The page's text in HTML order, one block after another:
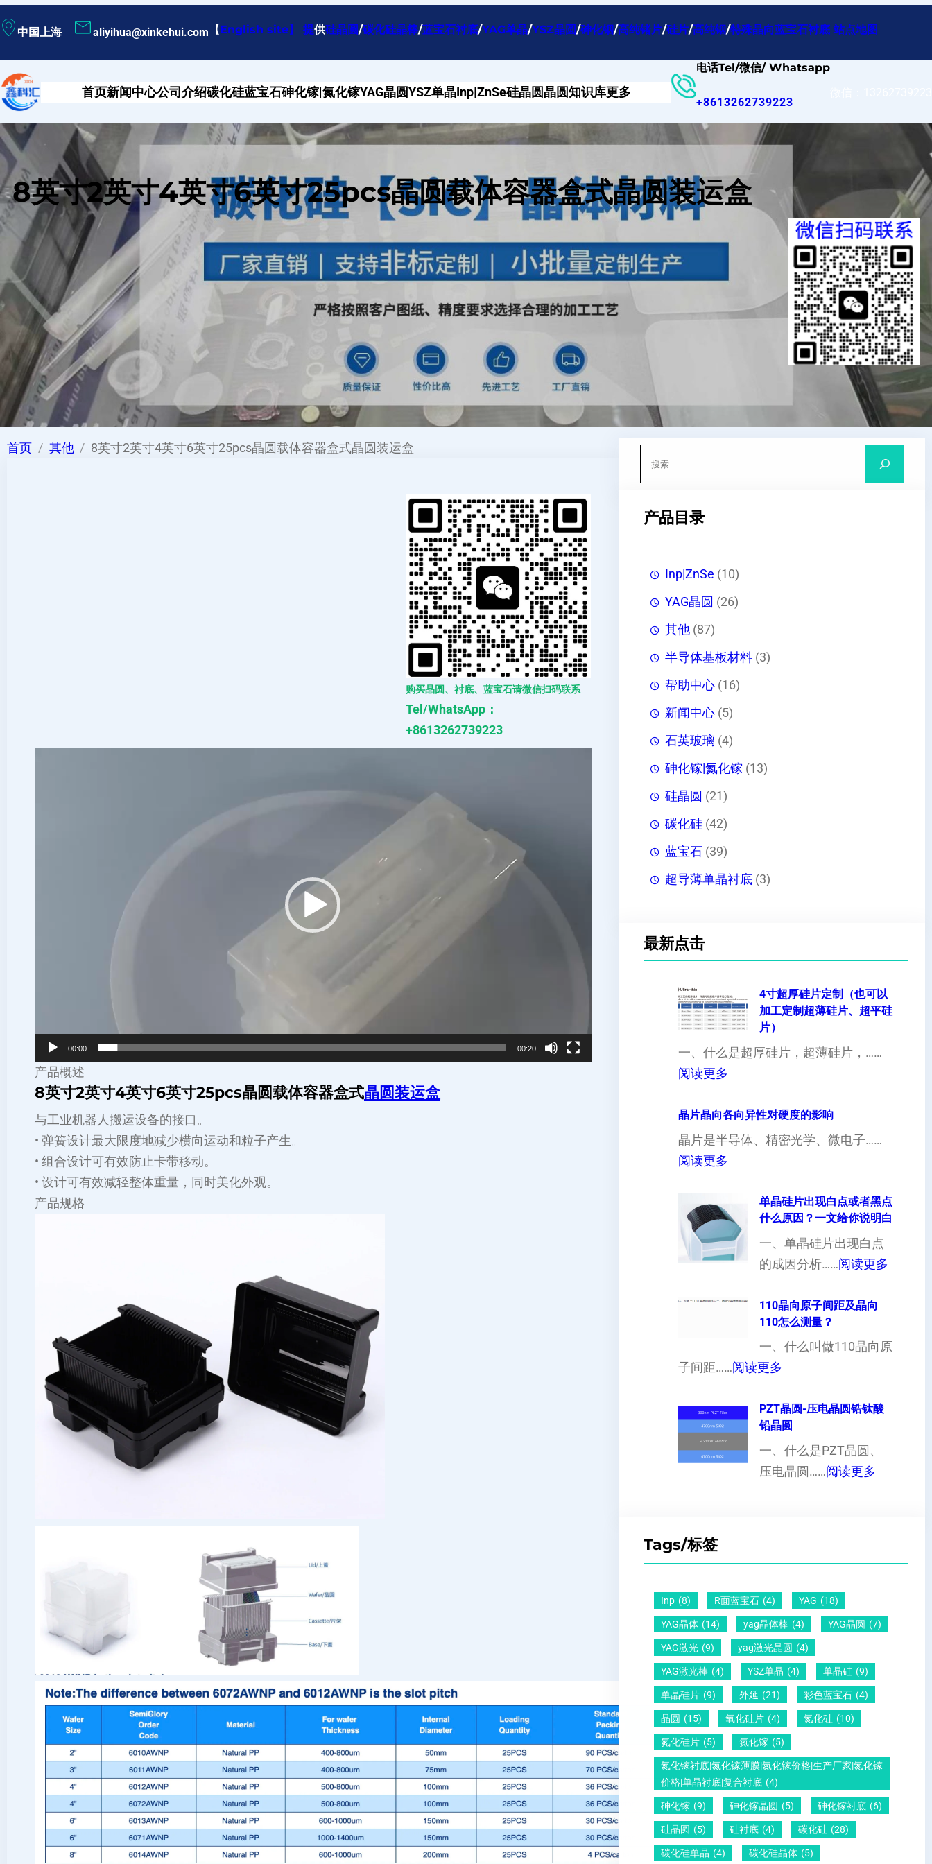
至
容
中国上海 aliyihua@xinkehui.com 【English site】 提供硅晶圆/碳化硅晶棒/蓝宝石衬底/YAG单晶/YSZ晶圆/砷化铟/高纯锗片/硅片/高纯铟/特殊晶向蓝宝石衬底 站点地图
首页新闻中心公司介绍碳化硅蓝宝石砷化镓|氮化镓YAG晶圆YSZ单晶Inp|ZnSe硅晶圆晶圆知识库更多
电话Tel/微信/ Whatsapp
+8613262739223
8英寸2英寸4英寸6英寸25pcs晶圆载体容器盒式晶圆装运盒
首页 其他 8英寸2英寸4英寸6英寸25pcs晶圆载体容器盒式晶圆装运盒
购买晶圆、衬底、蓝宝石请微信扫码联系
Tel/WhatsApp：
+8613262739223
00:00 00:20
产品概述
8英寸2英寸4英寸6英寸25pcs晶圆载体容器盒式晶圆装运盒
与工业机器人搬运设备的接口。
• 弹簧设计最大限度地减少横向运动和粒子产生。
• 组合设计可有效防止卡带移动。
• 设计可有效减轻整体重量，同时美化外观。
产品规格
产品目录
Inp|ZnSe (10)
YAG晶圆 (26)
其他(87)
半导体基板材料(3)
帮助中心(16)
新闻中心(5)
石英玻璃(4)
砷化镓|氮化镓(13)
硅晶圆 (21)
碳化硅(42)
蓝宝石(39)
超导薄单晶衬底(3)
最新点击
4寸超厚硅片定制（也可以
加工定制超薄硅片、超平硅
片）
一、什么是超厚硅片，超薄硅片，……
阅读更多
寸
超
定
制
（
可
工
制
薄
片
）
晶片晶向各向异性对硬度的影响
晶片是半导体、精密光学、微电子……
阅读更多
晶
向
各
异
硬
的
影
响
单晶硅片出现白点或者黑点
什么原因？一文给你说明白
一、单晶硅片出现白点
的成因分析……阅读更多
片
？
110晶向原子间距及晶向
110怎么测量？
一、什么叫做110晶向原
子间距……阅读更多
1
0
晶
向
晶
向
1
1
0
怎
测
量
PZT晶圆-压电晶圆锆钛酸
铅晶圆
一、什么是PZT晶圆、
压电晶圆……阅读更多
压
电
铅
圆
Tags/标签
Inp (8) R面蓝宝石 (4) YAG (18)
YAG晶体 (14) yag晶体棒 (4) YAG晶圆 (7)
YAG激光 (9) yag激光晶圆 (4)
YAG激光棒 (4) YSZ单晶 (4) 单晶硅 (9)
单晶硅片 (9) 外延 (21) 彩色蓝宝石 (4)
晶圆 (15) 氧化硅片 (4) 氮化硅 (10)
氮化硅片 (5) 氮化镓 (5)
氮化镓衬底|氮化镓薄膜|氮化镓价格|生产厂家|氮化镓
价格|单晶衬底|复合衬底 (4)
砷化镓 (9) 砷化镓晶圆 (5) 砷化镓衬底 (6)
硅晶圆 (5) 硅衬底 (4) 碳化硅 (28)
碳化硅单晶 (4) 碳化硅晶体 (5)